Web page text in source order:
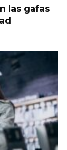
las gafas